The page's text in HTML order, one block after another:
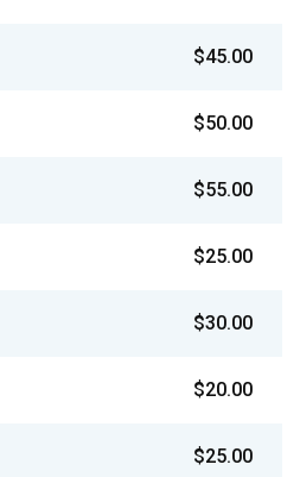
$45.00
$50.00
$55.00
$25.00
$30.00
$20.00
$25.00